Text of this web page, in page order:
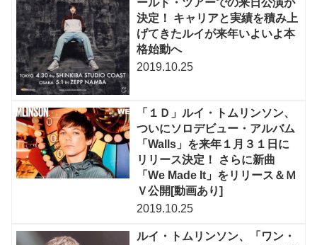
ールド・ツアーでの来日公演が
決定！ キャリアと実績を積み上
げてきたルイが来年いよいよ本
格始動へ
2019.10.25
「１Ｄ」ルイ・トムリンソン、
ついにソロデビュー・アルバム
「Walls」を来年１月３１日に
リリース決定！ さらに新曲
「We Made It」をリリース＆Ｍ
Ｖ公開[動画あり]
2019.10.25
ルイ・トムリンソン、「ワン・